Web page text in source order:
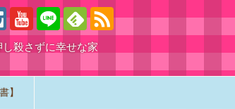
殺さずに幸せな家
】